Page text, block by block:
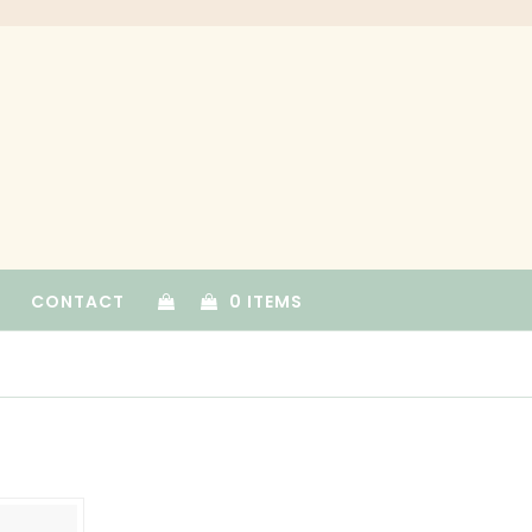
CONTACT 0 ITEMS